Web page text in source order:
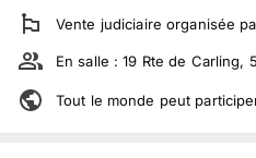
Vente judiciaire organisée
En salle :19 Rte de Carling,
Tout le monde peut